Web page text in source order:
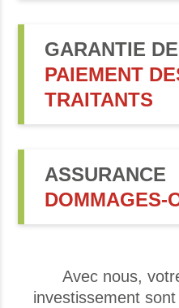
GARANTIE DE
PAIEMENT
TRAITANTS
ASSURANCE
DOMMAGES-
Avec nous,
investissement